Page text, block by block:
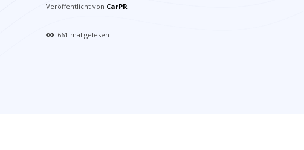
Veröffentlicht von CarPR
661 mal gelesen